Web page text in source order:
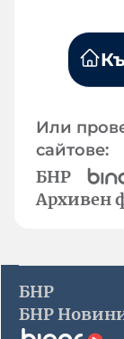
Или
сайтове:
БНР
Архивен
БНР
БНР